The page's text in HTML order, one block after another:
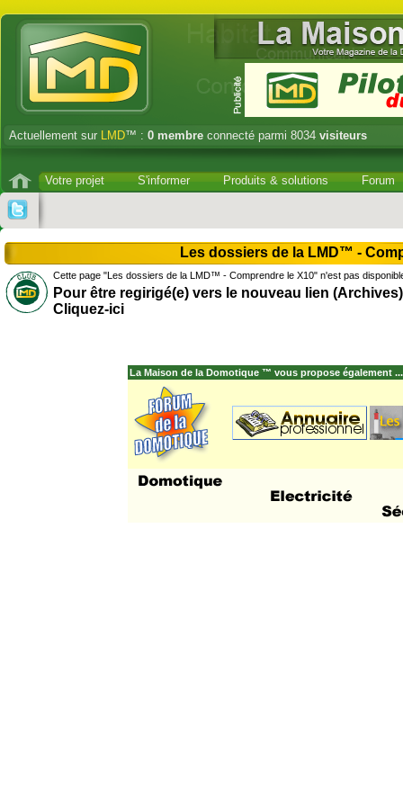
Actuellement sur LMD™ : 0 membre connecté parmi 8034 visiteurs
Votre projet S'informer Produits & solutions Forum
Les dossiers de la LMD™ -
Cette page "Les dossiers de la LMD™ - Comprendre le X10" n'est pas
Pour être regirigé(e) vers le nouveau lien
Cliquez-ici
La Maison de la Domotique ™ vous propose également ...